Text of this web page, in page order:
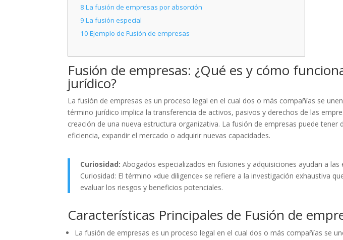
8 La fusión de empresas por absorción
9 La fusión especial
10 Ejemplo de Fusión de empresas
Fusión de empresas: ¿Qué es y cómo
jurídico?
La fusión de empresas es un proceso legal en el cual dos o más compañías se
término jurídico implica la transferencia de activos, pasivos y derechos de las
creación de una nueva estructura organizativa. La fusión de empresas puede
eficiencia, expandir el mercado o adquirir nuevas capacidades.
Curiosidad: Abogados especializados en fusiones y adquisiciones ayudan a
Curiosidad: El término «due diligence» se refiere a la investigación exhaustiva
evaluar los riesgos y beneficios potenciales.
Características Principales de Fusión de
La fusión de empresas es un proceso legal en el cual dos o más compañías se